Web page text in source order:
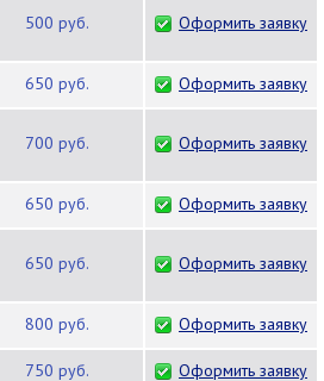
500 руб. Оформить заявку
650 руб. Оформить заявку
700 руб. Оформить заявку
650 руб. Оформить заявку
650 руб. Оформить заявку
800 руб. Оформить заявку
750 руб. Оформить заявку